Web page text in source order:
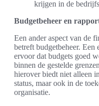
krijgen in de
Budgetbeheer en
Een ander aspect van de
betreft budgetbeheer.
ervoor dat budgets goed
binnen de gestelde
hierover biedt niet alleen
status, maar ook in de
organisatie.